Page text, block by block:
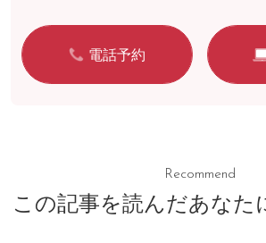
電話予約
Recommend
この記事を読んだあなた